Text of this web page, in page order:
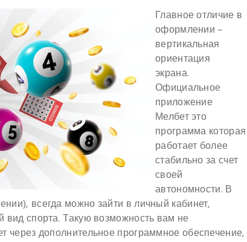
Главное отличие в
оформлении –
вертикальная
ориентация
экрана.
Официальное
приложение
Мелбет это
программа которая
работает более
стабильно за счет
своей
автономности. В
всегда можно зайти в личный кабинет,
вид спорта. Такую возможность вам не
через дополнительное программное обеспечение,